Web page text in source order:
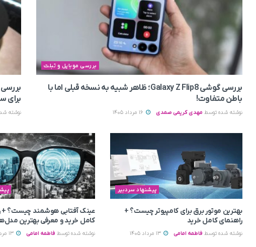
بررسی موبایل و تبلت
بررسی گوشی Galaxy Z Flip8؛ ظاهر شبیه به نسخه قبلی اما با
باطن متفاوت!
نوشته شده توسط مهدی کریمی صمدی
برای
نوشته
پیشنهاد سردبیر
بهترین موتور برق برای کامپیوتر چیست؟ +
راهنمای کامل خرید
نوشته شده توسط فاطمه امامی
عینک آفتابی هوشمند چیست؟ +
کامل خرید و معرفی بهترین
نوشته شده توسط فاطمه امامی 13 مرداد 1405